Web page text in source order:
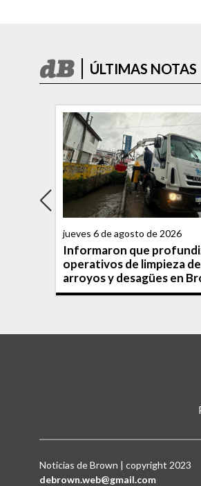
ÚLTIMAS NOTAS
jueves 6 de agosto de 2026
Informaron que
operativos de limpieza de
arroyos y desagües en
Noticias de Brown | copyright 2023
debrown.web@gmail.com